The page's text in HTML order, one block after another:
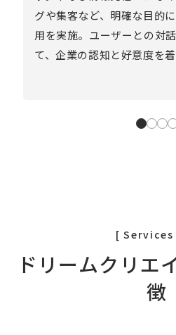
グや集客など、明確な目的
用を実施。ユーザーとの対
て、企業の認知と好意度を着
[ Services
ドリームクリエ
徴